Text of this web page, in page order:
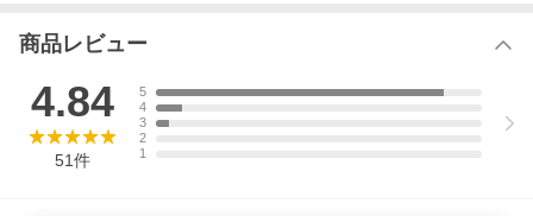
商品レビュー
4.84
51件
5
4
3
2
1